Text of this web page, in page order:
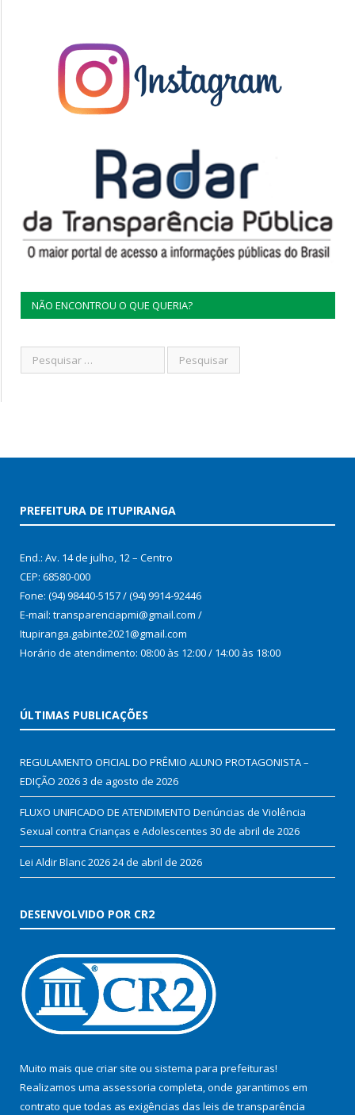
NÃO ENCONTROU O QUE QUERIA?
PREFEITURA DE ITUPIRANGA
End.: Av. 14 de julho, 12 – Centro
CEP: 68580-000
Fone: (94) 98440-5157 / (94) 9914-92446
E-mail: transparenciapmi@gmail.com /
Itupiranga.gabinte2021@gmail.com
Horário de atendimento: 08:00 às 12:00 / 14:00 às 18:00
ÚLTIMAS PUBLICAÇÕES
REGULAMENTO OFICIAL DO PRÊMIO ALUNO PROTAGONISTA –
EDIÇÃO 20263 de agosto de 2026
FLUXO UNIFICADO DE ATENDIMENTO Denúncias de Violência
Sexual contra Crianças e Adolescentes 30 de abril de 2026
Lei Aldir Blanc 202624 de abril de 2026
DESENVOLVIDO POR CR2
Muito mais que criar site ou sistema para prefeituras!
Realizamos uma assessoria completa, onde garantimos em
contrato que todas as exigências das leis de transparência